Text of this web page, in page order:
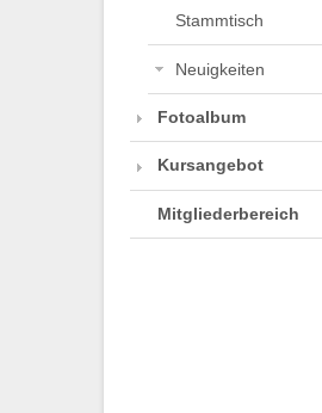
Stammtisch
Neuigkeiten
Fotoalbum
Kursangebot
Mitgliederbereich